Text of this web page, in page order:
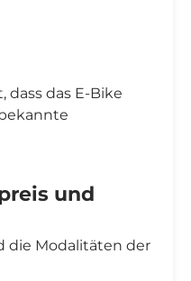
dass das E-Bike
und
die Modalitäten der